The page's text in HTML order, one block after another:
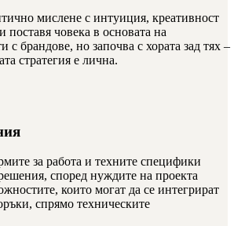
мислене с интуиция, креативност
поставя човека в основата на
с брандове, но започва с хората зад тях –
стратегия е лична.
за работа и техните специфики
според нуждите на проекта
които могат да се интегрират
спрямо техническите